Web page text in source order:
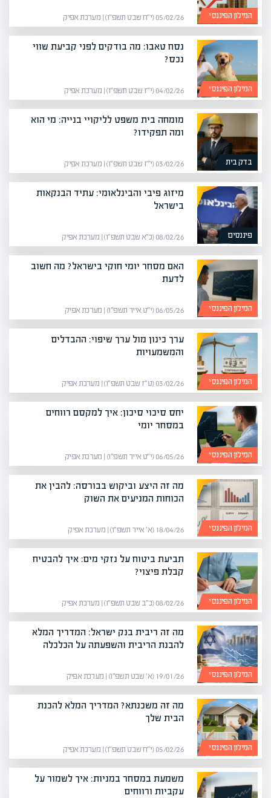
המילון הפיננסי 05/02/26 (י״ח שבט תשפ״ו) | מערכת אפיק
המילון הפיננסי
נסח טאבו: מה בודקים לפני קביעת שווי
נכס?
04/02/26 (י״ז שבט תשפ״ו) | מערכת אפיק
בדק בית
מומחה בית משפט לליקויי בנייה: מי הוא
ומה תפקידו?
03/02/26 (י״ז שבט תשפ״ו) | מערכת אפיק
פיננסים
מיזוג פיבי והבינלאומי: עתיד הבנקאות
בישראל
08/02/26 (כ״א שבט תשפ״ו) | מערכת אפיק
המילון הפיננסי
האם מסחר יומי חוקי בישראל? מה חשוב
לדעת
06/05/26 (י״ט אייר תשפ״ו) | מערכת אפיק
המילון הפיננסי
ערך כינון מול ערך שיפוי: ההבדלים
והמשמעויות
03/02/26 (ט״ז שבט תשפ״ו) | מערכת אפיק
המילון הפיננסי
יחס סיכוי סיכון: איך למקסם רווחים
במסחר יומי
06/05/26 (י״ט אייר תשפ״ו) | מערכת אפיק
המילון הפיננסי
מה זה היצע וביקוש בבורסה: להבין את
הכוחות המניעים את השוק
18/04/26 (א׳ אייר תשפ״ו) | מערכת אפיק
המילון הפיננסי
תביעת ביטוח על נזקי מים: איך להבטיח
קבלת פיצוי?
08/02/26 (כ״ב שבט תשפ״ו) | מערכת אפיק
המילון הפיננסי
מה זה ריבית בנק ישראל: המדריך המלא
להבנת הריבית והשפעתה על הכלכלה
19/01/26 (א׳ שבט תשפ״ו) | מערכת אפיק
המילון הפיננסי
מה זה משכנתא? המדריך המלא להכנת
הבית שלך
05/02/26 (י״ח שבט תשפ״ו) | מערכת אפיק
משמעת במסחר במניות: איך לשמור על
עקביות ורווחים